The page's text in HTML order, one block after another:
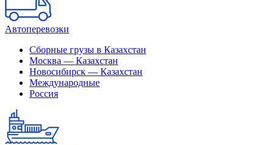
Автоперевозки
Сборные грузы в Казахстан
Москва — Казахстан
Новосибирск — Казахстан
Международные
Россия